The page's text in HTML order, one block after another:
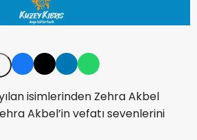
isimlerinden Zehra Akbel
Akbel’in vefatı sevenlerini